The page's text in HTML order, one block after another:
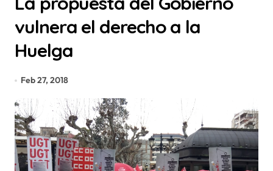
vulnera el derecho a la
Huelga
Feb 27, 2018